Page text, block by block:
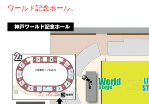
ワールド記念ホール。